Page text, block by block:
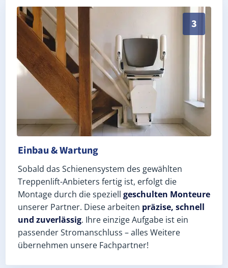
3
Schneller, sauberer Einbau durch zertifizierte
Einbau & Wartung
Sobald das Schienensystem des gewählten
Treppenlift-Anbieters fertig ist, erfolgt die
Montage durch die speziell geschulten Monteure
unserer Partner. Diese arbeiten präzise, schnell
und zuverlässig. Ihre einzige Aufgabe ist ein
passender Stromanschluss – alles Weitere
übernehmen unsere Fachpartner!